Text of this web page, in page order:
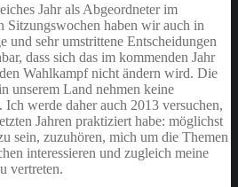
Jahr als Abgeordneter im
Sitzungswochen haben wir auch in
und sehr umstrittene Entscheidungen
dass sich das im kommenden Jahr
Wahlkampf nicht ändern wird. Die
unserem Land nehmen keine
werde daher auch 2013 versuchen,
Jahren praktiziert habe: möglichst
sein, zuzuhören, mich um die Themen
interessieren und zugleich meine
vertreten.